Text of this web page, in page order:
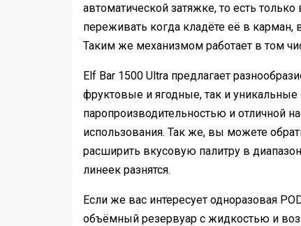
автоматической затяжке, то есть
переживать когда кладёте её в карман,
Таким же механизмом работает в том
Elf Bar 1500 Ultra предлагает
фруктовые и ягодные, так и уникальные
паропроизводительностью и отличной
использования. Так же, вы можете
расширить вкусовую палитру в
линеек разнятся.
Если же вас интересует одноразовая
объёмный резервуар с жидкостью и